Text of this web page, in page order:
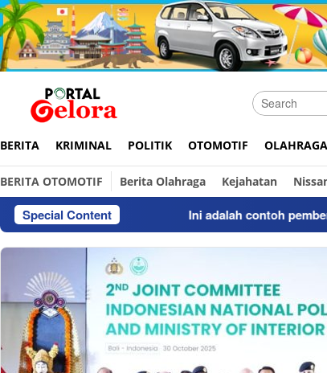
BERITA KRIMINAL POLITIK OTOMOTIF OLAHRAGA
BERITA OTOMOTIF Berita Olahraga Kejahatan
Special Content Ini adalah contoh